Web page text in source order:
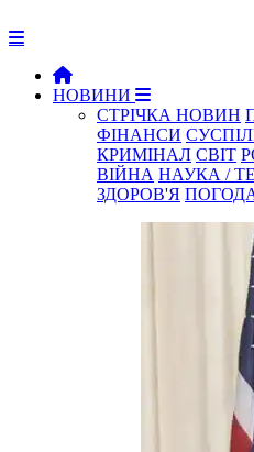
НОВИНИ
СТРІЧКА НОВИН
ФІНАНСИ
КРИМІНАЛ СВІТ
ВІЙНА НАУКА /
ЗДОРОВ'Я